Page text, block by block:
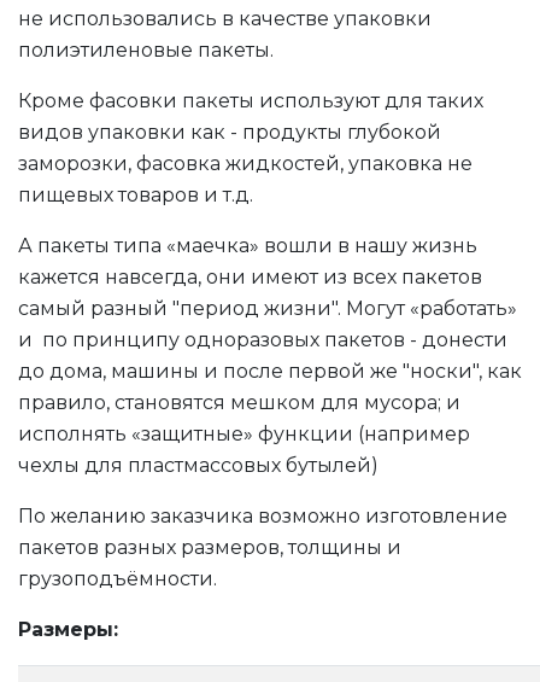
не использовались в качестве упаковки
полиэтиленовые пакеты.
Кроме фасовки пакеты используют для таких
видов упаковки как - продукты глубокой
заморозки, фасовка жидкостей, упаковка не
пищевых товаров и т.д.
А пакеты типа «маечка» вошли в нашу жизнь
кажется навсегда, они имеют из всех пакетов
самый разный "период жизни". Могут «работать»
и по принципу одноразовых пакетов - донести
до дома, машины и после первой же "носки", как
правило, становятся мешком для мусора; и
исполнять «защитные» функции (например
чехлы для пластмассовых бутылей)
По желанию заказчика возможно изготовление
пакетов разных размеров, толщины и
грузоподъёмности.
Размеры: